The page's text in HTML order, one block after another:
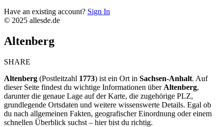
Have an existing account? Sign In
© 2025 allesde.de
Altenberg
SHARE
Altenberg (Postleitzahl 1773) ist ein Ort in Sachsen-Anhalt. Auf
dieser Seite findest du wichtige Informationen über Altenberg,
darunter die genaue Lage auf der Karte, die zugehörige PLZ,
grundlegende Ortsdaten und weitere wissenswerte Details. Egal ob
du nach allgemeinen Fakten, geografischer Einordnung oder einem
schnellen Überblick suchst – hier bist du richtig.